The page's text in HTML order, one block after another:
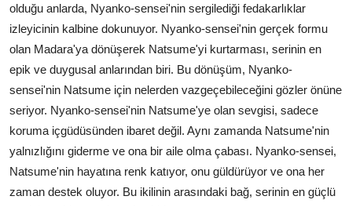
olduğu anlarda, Nyanko-sensei'nin sergilediği fedakarlıklar
izleyicinin kalbine dokunuyor. Nyanko-sensei'nin gerçek formu
olan Madara'ya dönüşerek Natsume'yi kurtarması, serinin en
epik ve duygusal anlarından biri. Bu dönüşüm, Nyanko-
sensei'nin Natsume için nelerden vazgeçebileceğini gözler önüne
seriyor. Nyanko-sensei'nin Natsume'ye olan sevgisi, sadece
koruma içgüdüsünden ibaret değil. Aynı zamanda Natsume'nin
yalnızlığını giderme ve ona bir aile olma çabası. Nyanko-sensei,
Natsume'nin hayatına renk katıyor, onu güldürüyor ve ona her
zaman destek oluyor. Bu ikilinin arasındaki bağ, serinin en güçlü